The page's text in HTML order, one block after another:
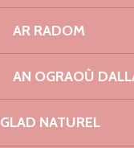
AR RADOM
AN OGRAOÙ
GLAD NATUREL